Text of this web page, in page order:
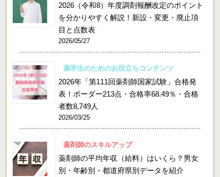
2026（令和8）年度調剤報酬改定のポイント
を分かりやすく解説！新設・変更・廃止項
目と点数表
2026/05/27
薬学生のためのお役立ちコンテンツ
2026年「第111回薬剤師国家試験」合格発
表！ボーダー213点・合格率68.49％・合格
者数8,749人
2026/03/25
薬剤師のスキルアップ
薬剤師の平均年収（給料）はいくら？男女
別・年齢別・都道府県別データを紹介